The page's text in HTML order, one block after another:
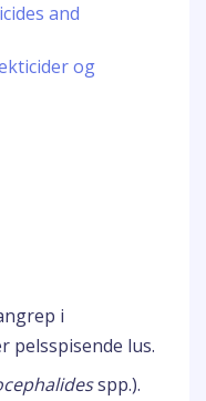
and
og
i
pelsspisende lus.
spp.).